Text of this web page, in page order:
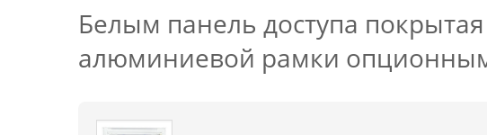
Белым панель доступа
алюминиевой рамки